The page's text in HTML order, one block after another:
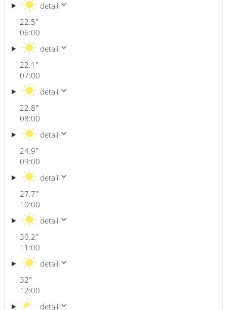
22.5°
detalii
06:00
22.1 °
detalii
07:00
22.8°
detalii
08:00
24.9°
detalii
09:00
27.7°
detalii
10:00
30.2°
detalii
11:00
32°
detalii
12:00
detalii